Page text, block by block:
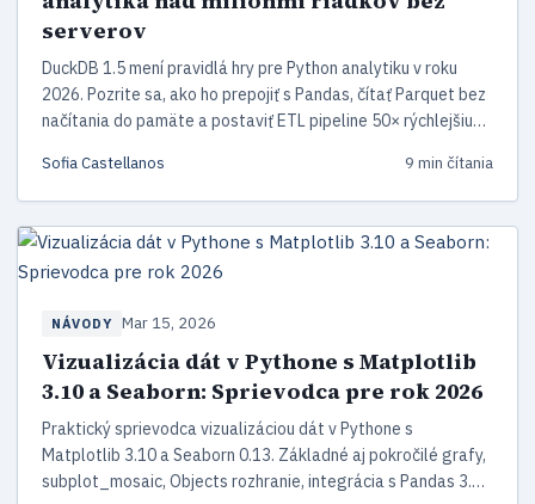
serverov
DuckDB 1.5 mení pravidlá hry pre Python analytiku v roku
2026. Pozrite sa, ako ho prepojiť s Pandas, čítať Parquet bez
načítania do pamäte a postaviť ETL pipeline 50× rýchlejšiu
Sofia Castellanos 9 min čítania
NÁVODY Mar 15, 2026
Vizualizácia dát v Pythone s Matplotlib
3.10 a Seaborn: Sprievodca pre rok 2026
Praktický sprievodca vizualizáciou dát v Pythone s
Matplotlib 3.10 a Seaborn 0.13. Základné aj pokročilé grafy,
subplot_mosaic, Objects rozhranie, integrácia s Pandas 3.0